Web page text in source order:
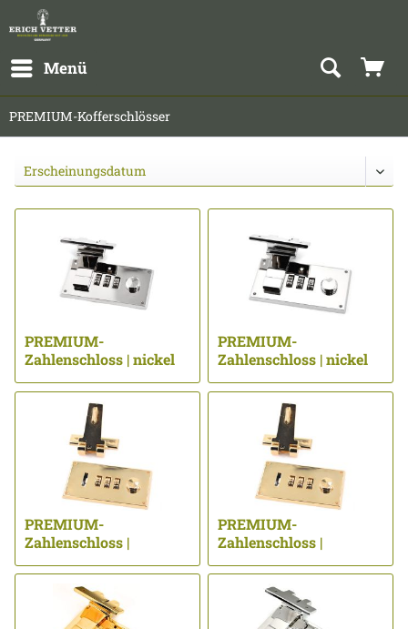
Menü
PREMIUM-Kofferschlösser
PREMIUM-
Zahlenschloss | nickel
PREMIUM-
Zahlenschloss | nickel
PREMIUM-
Zahlenschloss |
PREMIUM-
Zahlenschloss |